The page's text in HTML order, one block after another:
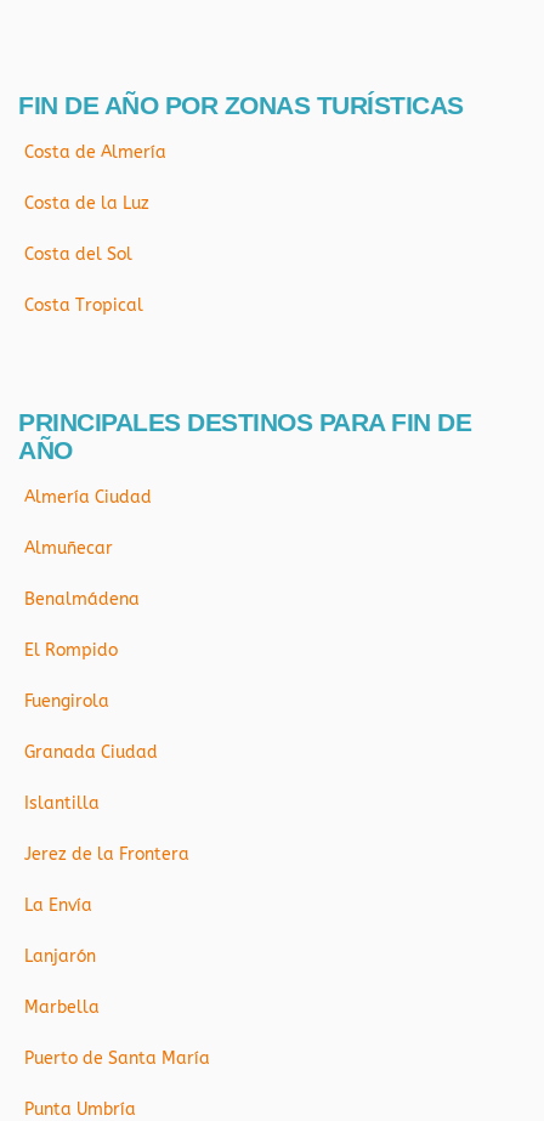
FIN DE AÑO POR ZONAS TURÍSTICAS
Costa de Almería
Costa de la Luz
Costa del Sol
Costa Tropical
PRINCIPALES DESTINOS PARA FIN DE
AÑO
Almería Ciudad
Almuñecar
Benalmádena
El Rompido
Fuengirola
Granada Ciudad
Islantilla
Jerez de la Frontera
La Envía
Lanjarón
Marbella
Puerto de Santa María
Punta Umbría